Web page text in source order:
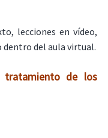
lecciones en vídeo,
dentro del aula virtual.
tratamiento de los